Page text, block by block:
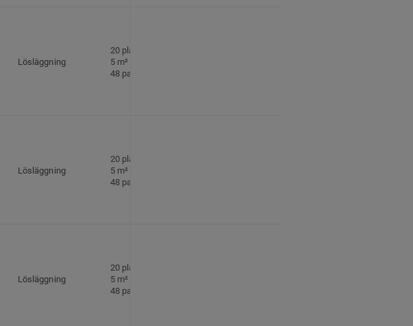
Lösläggning
20 plattor per paket
5 m² per paket
48 paket per pall
Lösläggning
20 plattor per paket
5 m² per paket
48 paket per pall
Lösläggning
20 plattor per paket
5 m² per paket
48 paket per pall